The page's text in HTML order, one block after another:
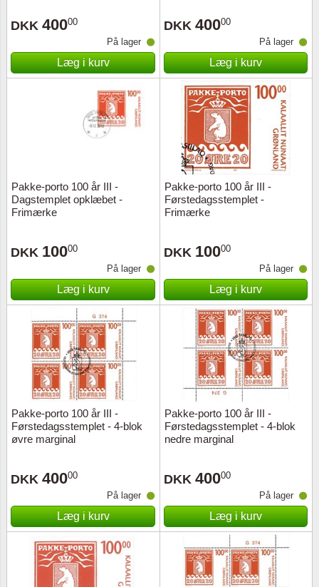
DKK 40000
På lager
Læg i kurv
DKK 40000
På lager
Læg i kurv
Pakke-porto 100 år III -
Dagstemplet opklæbet -
Frimærke
DKK 10000
På lager
Læg i kurv
Pakke-porto 100 år III -
Førstedagsstemplet -
Frimærke
DKK 10000
På lager
Læg i kurv
Pakke-porto 100 år III -
Førstedagsstemplet - 4-blok
øvre marginal
DKK 40000
På lager
Læg i kurv
Pakke-porto 100 år III -
Førstedagsstemplet - 4-blok
nedre marginal
DKK 40000
På lager
Læg i kurv
Souvenirmapper
Tilbehør - andet